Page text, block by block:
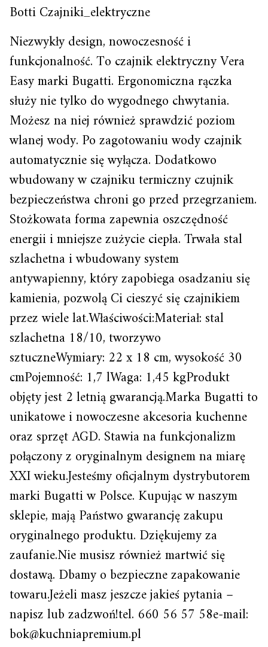
Botti Czajniki_elektryczne
Niezwykły design, nowoczesność i
funkcjonalność. To czajnik elektryczny Vera
Easy marki Bugatti. Ergonomiczna rączka
służy nie tylko do wygodnego chwytania.
Możesz na niej również sprawdzić poziom
wlanej wody. Po zagotowaniu wody czajnik
automatycznie się wyłącza. Dodatkowo
wbudowany w czajniku termiczny czujnik
bezpieczeństwa chroni go przed przegrzaniem.
Stożkowata forma zapewnia oszczędność
energii i mniejsze zużycie ciepła. Trwała stal
szlachetna i wbudowany system
antywapienny, który zapobiega osadzaniu się
kamienia, pozwolą Ci cieszyć się czajnikiem
przez wiele lat.Właściwości:Materiał: stal
szlachetna 18/10, tworzywo
sztuczneWymiary: 22 x 18 cm, wysokość 30
cmPojemność: 1,7 lWaga: 1,45 kgProdukt
objęty jest 2 letnią gwarancją.Marka Bugatti to
unikatowe i nowoczesne akcesoria kuchenne
oraz sprzęt AGD. Stawia na funkcjonalizm
połączony z oryginalnym designem na miarę
XXI wieku.Jesteśmy oficjalnym dystrybutorem
marki Bugatti w Polsce. Kupując w naszym
sklepie, mają Państwo gwarancję zakupu
oryginalnego produktu. Dziękujemy za
zaufanie.Nie musisz również martwić się
dostawą. Dbamy o bezpieczne zapakowanie
towaru.Jeżeli masz jeszcze jakieś pytania –
napisz lub zadzwoń!tel. 660 56 57 58e-mail:
bok@kuchniapremium.pl